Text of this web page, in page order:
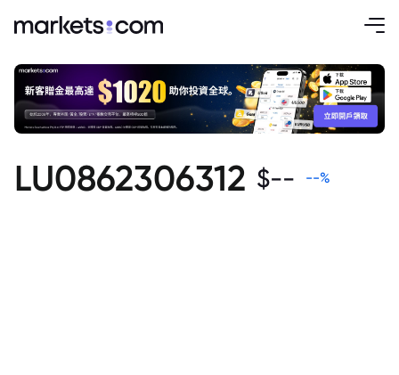
LU0862306312 $-- --%